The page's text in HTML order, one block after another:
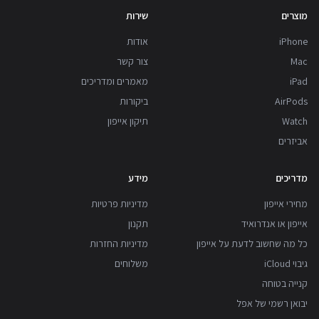
מוצרים
iPhone
Mac
iPad
AirPods
Watch
אביזרים
שירות
אודות
צור קשר
מאמרים ומדריכים
ביקורות
תיקון אייפון
מדריכים
מחירי אייפון
אייפון או אנדרואיד
כל מה שחשוב לדעת על אייפון
גיבוי iCloud
קנייה בטוחה
יבואן רשמי של אפל
מידע
מדיניות פרטיות
תקנון
מדיניות החזרות
משלוחים